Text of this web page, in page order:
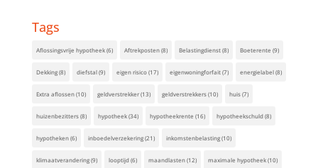
Tags
Aflossingsvrije hypotheek(6) Aftrekposten(8) Belastingdienst(8) Boeterente (9)
Dekking(8) diefstal(9) eigen risico(17) eigenwoningforfait(7) energielabel(8)
Extra aflossen(10) geldverstrekker(13) geldverstrekkers(10) huis(7)
huizenbezitters(8) hypotheek(34) hypotheekrente (16) hypotheekschuld(8)
hypotheken(6) inboedelverzekering(21) inkomstenbelasting(10)
klimaatverandering(9) looptijd(6) maandlasten(12) maximale hypotheek(10)